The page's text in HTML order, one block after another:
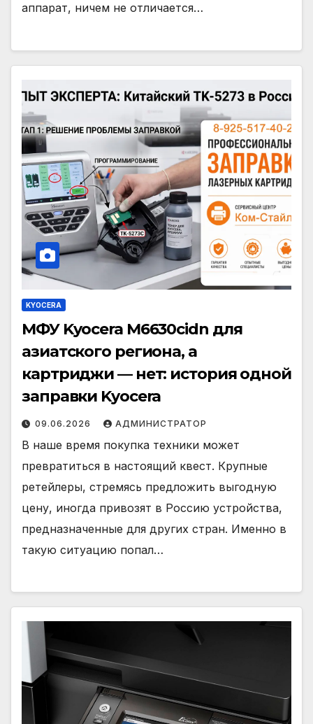
аппарат, ничем не отличается…
KYOCERA
МФУ Kyocera M6630cidn для
азиатского региона, а
картриджи — нет: история одной
заправки Kyocera
09.06.2026 АДМИНИСТРАТОР
В наше время покупка техники может
превратиться в настоящий квест. Крупные
ретейлеры, стремясь предложить выгодную
цену, иногда привозят в Россию устройства,
предназначенные для других стран. Именно в
такую ситуацию попал…